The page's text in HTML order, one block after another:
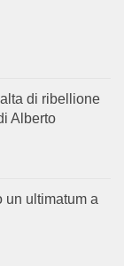
di ribellione
Alberto
un ultimatum a